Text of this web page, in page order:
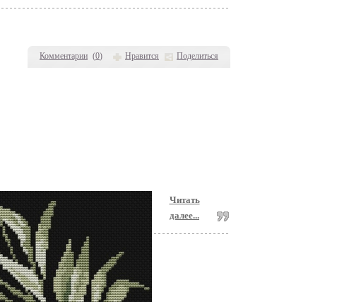
Комментарии (0) Нравится Поделиться
Читать
далее...